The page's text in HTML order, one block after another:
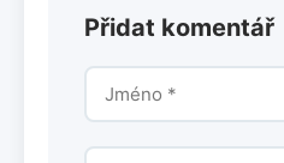
Přidat komentář